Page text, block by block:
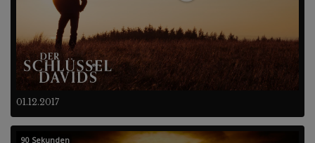
01.12.2017
90 Sekunden